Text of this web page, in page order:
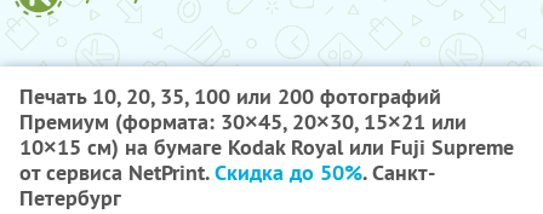
Печать 10, 20, 35, 100 или 200 фотографий
Премиум (формата: 30×45, 20×30, 15×21 или
10×15 см) на бумаге Kodak Royal или Fuji Supreme
от сервиса NetPrint.Скидка до 50%. Санкт-
Петербург